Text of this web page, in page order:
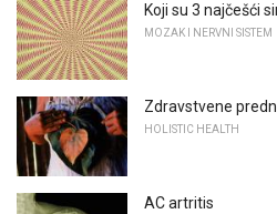
Koji su 3 najčešći
MOZAK I NERVNI SISTEM
Zdravstvene
HOLISTIC HEALTH
AC artritis